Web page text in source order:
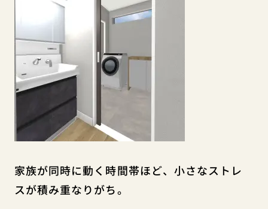
家族が同時に動く時間帯ほど、小さなストレ
スが積み重なりがち。